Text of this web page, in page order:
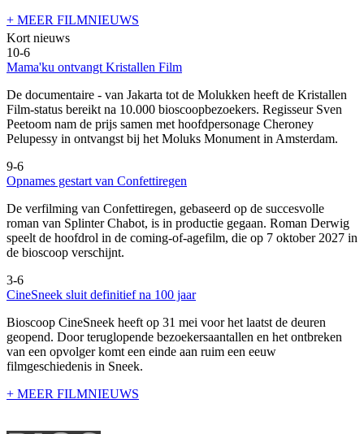
+ MEER FILMNIEUWS
Kort nieuws
10-6
Mama'ku ontvangt Kristallen Film
De documentaire - van Jakarta tot de Molukken heeft de Kristallen
Film-status bereikt na 10.000 bioscoopbezoekers. Regisseur Sven
Peetoom nam de prijs samen met hoofdpersonage Cheroney
Pelupessy in ontvangst bij het Moluks Monument in Amsterdam.
9-6
Opnames gestart van Confettiregen
De verfilming van Confettiregen, gebaseerd op de succesvolle
roman van Splinter Chabot, is in productie gegaan. Roman Derwig
speelt de hoofdrol in de coming-of-agefilm, die op 7 oktober 2027 in
de bioscoop verschijnt.
3-6
CineSneek sluit definitief na 100 jaar
Bioscoop CineSneek heeft op 31 mei voor het laatst de deuren
geopend. Door teruglopende bezoekersaantallen en het ontbreken
van een opvolger komt een einde aan ruim een eeuw
filmgeschiedenis in Sneek.
+ MEER FILMNIEUWS